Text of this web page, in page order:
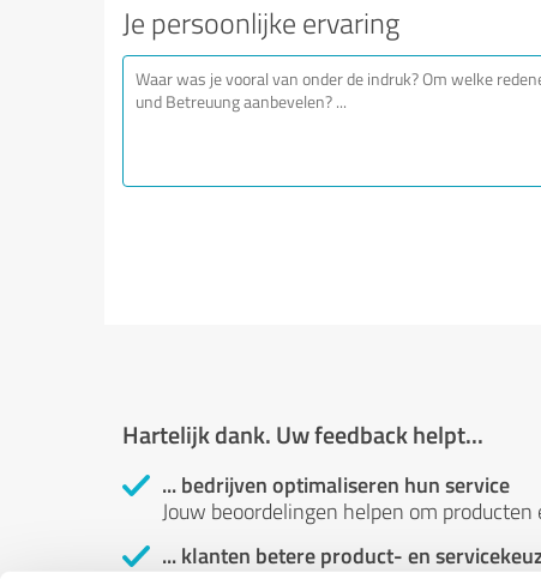
Je persoonlijke ervaring
Hartelijk dank. Uw feedback helpt...
... bedrijven optimaliseren hun service
Jouw beoordelingen helpen om
... klanten betere product- en